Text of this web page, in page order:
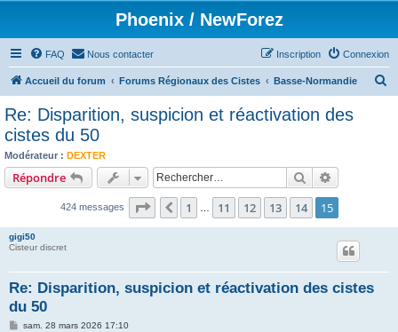
Phoenix / NewForez
FAQ Nous contacter Connexion
Inscription
Accueil du forum Forums Régionaux des Cistes Basse-Normandie
h
r
Re: Disparition, suspicion et réactivation des
cistes du 50
Modérateur : DEXTER
Répondre Rechercher
424 messages Page 15 15
Précédent
1 11 12 13 14 15
gigi50
Cisteur discret
Re: Disparition, suspicion et réactivation des cistes
du 50
Msam. 28 mars 2026 17:10